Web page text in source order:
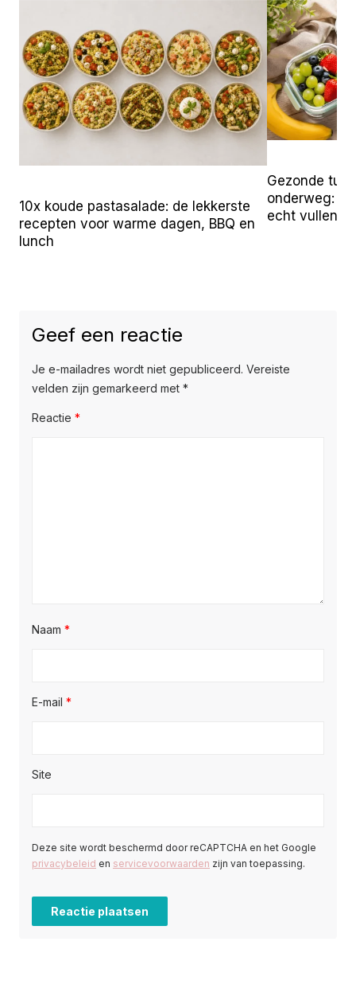
10x koude pastasalade: de lekkerste
recepten voor warme dagen, BBQ en
lunch
Gezonde
onderweg:
echt vullen
Geef een reactie
Je e-mailadres wordt niet gepubliceerd. Vereiste
velden zijn gemarkeerd met *
Reactie *
Naam *
E-mail *
Site
Deze site wordt beschermd door reCAPTCHA en het Google
privacybeleid en servicevoorwaarden zijn van toepassing.